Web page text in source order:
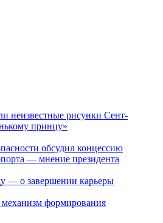
неизвестные рисунки Сент-
принцу»
обсудил концессию
— мнение президента
— о завершении карьеры
формирования